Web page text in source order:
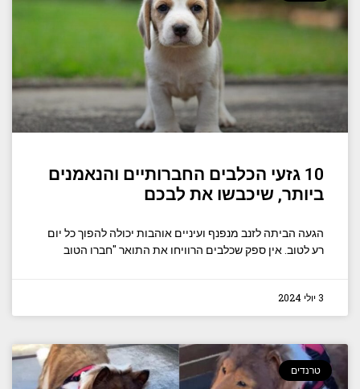
10 גזעי הכלבים החברותיים והנאמנים
ביותר, שיכבשו את לבכם
הגעה הביתה לזנב מנפנף ועיניים אוהבות יכולה להפוך כל יום
רע לטוב. אין ספק שכלבים הרוויחו את התואר "חברו הטוב
3 יולי 2024
טרנדים